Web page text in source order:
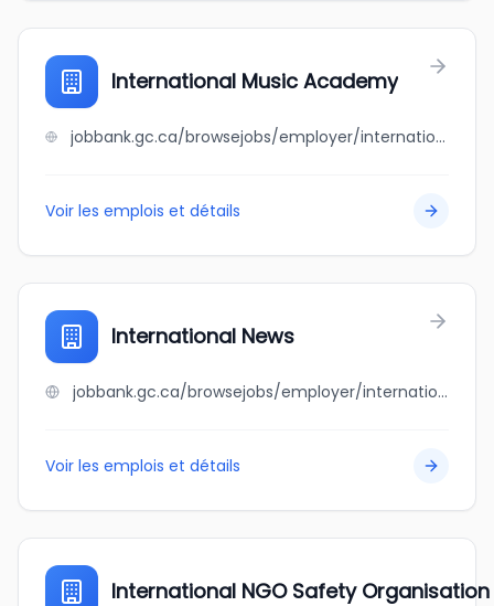
International Music Academy
jobbank.gc.ca/browsejobs/employer/international+music+academy/ca
Voir les emplois et détails
International News
jobbank.gc.ca/browsejobs/employer/international+news/ca
Voir les emplois et détails
International NGO Safety Organisation